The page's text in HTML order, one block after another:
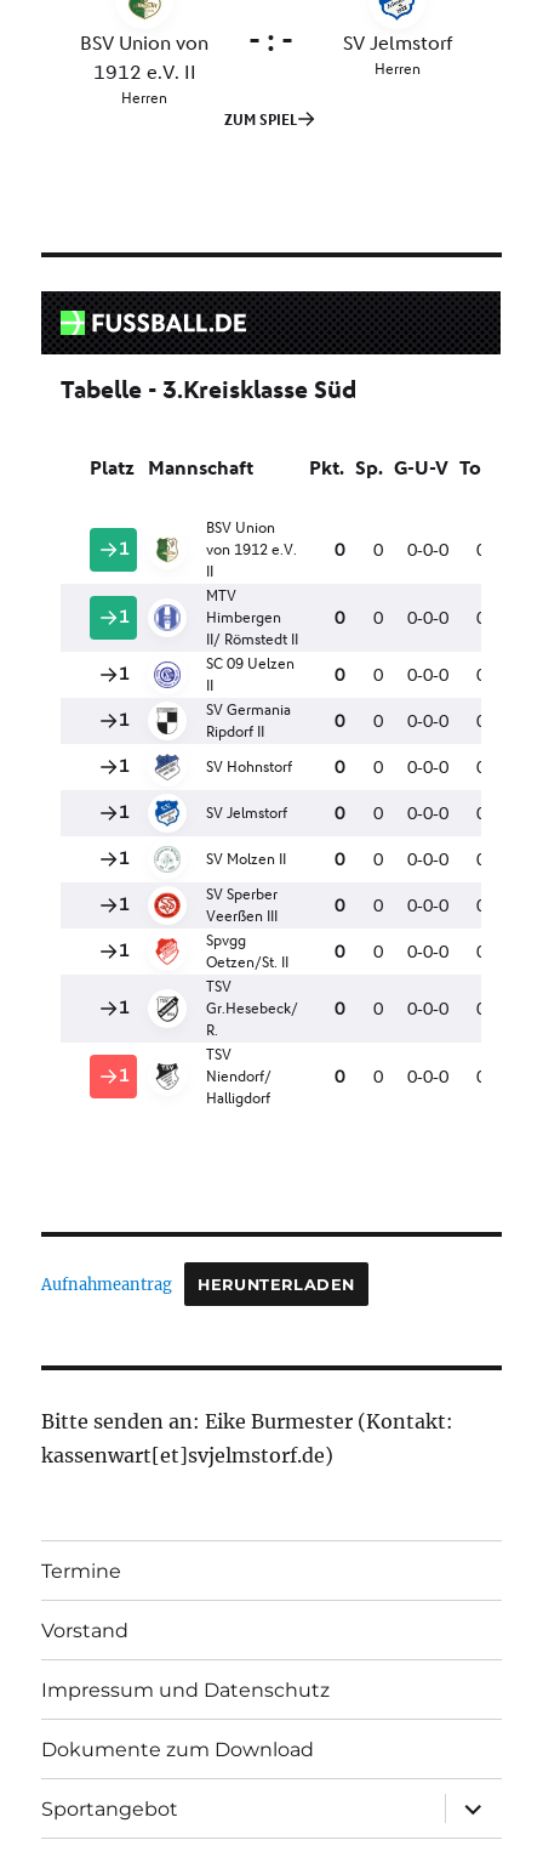
Aufnahmeantrag HERUNTERLADEN
Bitte senden an: Eike Burmester (Kontakt:
kassenwart[et]svjelmstorf.de)
Termine
Vorstand
Impressum und Datenschutz
Dokumente zum Download
Sportangebot
öffnen